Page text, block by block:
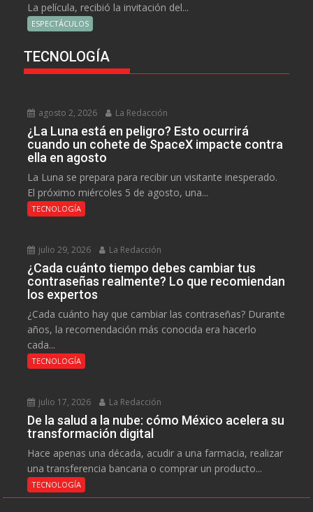
La película, recibió la invitación del...
ESPECTÁCULOS
TECNOLOGÍA
agosto 2, 2026 La Redacción
¿La Luna está en peligro? Esto ocurrirá
cuando un cohete de SpaceX impacte contra
ella en agosto
La Luna se prepara para recibir un visitante inesperado.
El próximo miércoles 5 de agosto, una...
TECNOLOGÍA
julio 29, 2026 La Redacción
¿Cada cuánto tiempo debes cambiar tus
contraseñas realmente? Lo que recomiendan
los expertos
¿Cada cuánto hay que cambiar las contraseñas? Durante
años, la recomendación más conocida era hacerlo
cada...
TECNOLOGÍA
julio 17, 2026 La Redacción
De la salud a la nube: cómo México acelera su
transformación digital
Hace apenas una década, acudir a una farmacia, realizar
una transferencia bancaria o comprar un producto...
TECNOLOGÍA